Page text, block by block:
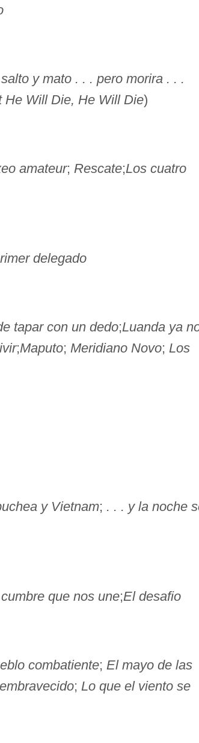
y mato . . . pero morira . . .
He Will Die, He Will Die)
amateur; Rescate;Los cuatro
delegado
tapar con un dedo;Luanda ya
;Maputo; Meridiano Novo; Los
y Vietnam; . . . y la noche
que nos une;El desafio
combatiente; El mayo de las
; Lo que el viento se